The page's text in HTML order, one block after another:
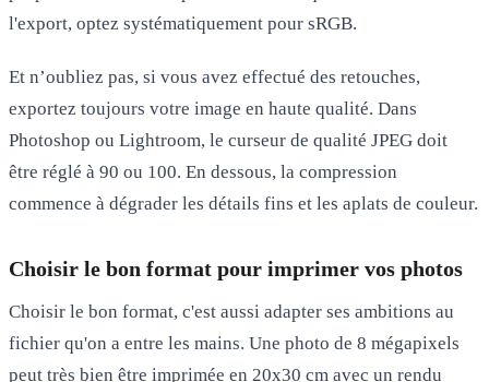
l'export, optez systématiquement pour sRGB.
Et n’oubliez pas, si vous avez effectué des retouches,
exportez toujours votre image en haute qualité. Dans
Photoshop ou Lightroom, le curseur de qualité JPEG doit
être réglé à 90 ou 100. En dessous, la compression
commence à dégrader les détails fins et les aplats de couleur.
Choisir le bon format pour imprimer vos photos
Choisir le bon format, c'est aussi adapter ses ambitions au
fichier qu'on a entre les mains. Une photo de 8 mégapixels
peut très bien être imprimée en 20x30 cm avec un rendu